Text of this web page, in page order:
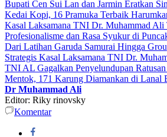
Bupati Cen Sui Lan dan Jarmin Eratkan
Kedai Kopi, 16 Pramuka Terbaik
Kasal Laksamana TNI Dr. Muhammad Ali
Profesionalisme dan Rasa Syukur di
Dari Latihan Garuda Samurai Hingga
Strategis Kasal Laksamana TNI Dr.
TNI AL Gagalkan Penyelundupan
Mentok, 171 Karung Diamankan di Lanal
Dr Muhammad Ali
Editor: Riky rinovsky
Komentar